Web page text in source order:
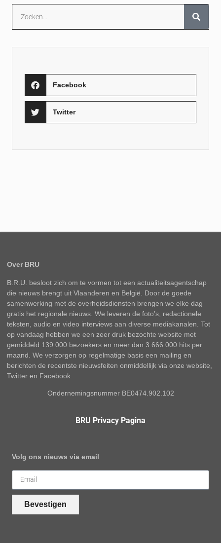
Facebook
Twitter
Over BRU
B.R.U. besloot zich om te vormen tot een actualiteitsagentschap
die nieuws brengt uit Vlaanderen en België. Door de goede
samenwerking met de overheidsdiensten brengen we elke dag
gratis het regionale nieuws. We leveren de foto’s, redactionele
teksten, audio en video interviews aan diverse mediakanalen. Tot
op vandaag hebben we een zeer druk bezochte website met
gemiddeld 139.000 bezoekers en meer dan 3.666.000 hits per
maand. We verzorgen op regelmatige basis een mailing en
berichten de recentste nieuwsfeiten onmiddellijk via onze website,
Twitter en Facebook
Ondernemingsnummer BE0474.902.102
BRU Privacy Pagina
Volg ons nieuws via email
Bevestigen